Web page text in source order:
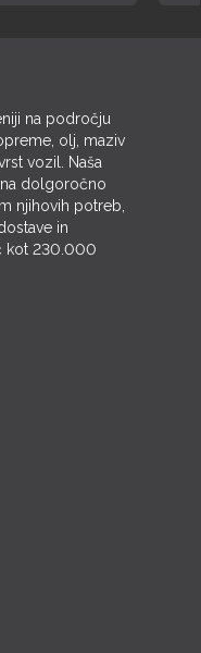
na področju
olj, maziv
vozil. Naša
dolgoročno
njihovih potreb,
in
kot 230.000